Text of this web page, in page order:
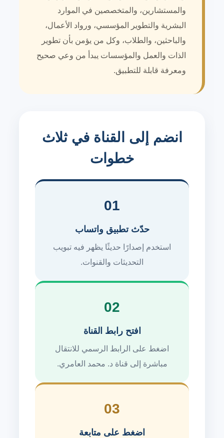
والمستشارين، والمتخصصين في الموارد
البشرية والتطوير المؤسسي، ورواد الأعمال،
والباحثين، والطلاب، وكل من يؤمن بأن تطوير
الذات والعمل والمؤسسات يبدأ من وعي صحيح
ومعرفة قابلة للتطبيق.
انضم إلى القناة في ثلاث
خطوات
01
حدّث تطبيق واتساب
استخدم إصدارًا حديثًا يظهر فيه تبويب
التحديثات والقنوات.
02
افتح رابط القناة
اضغط على الرابط الرسمي للانتقال
مباشرة إلى قناة د. محمد العامري.
03
اضغط على متابعة